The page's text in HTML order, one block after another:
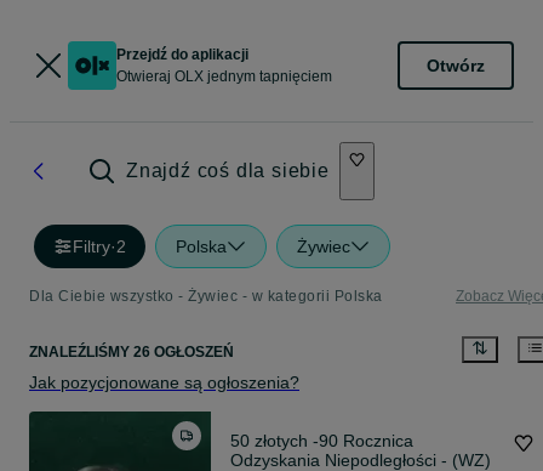
Przejdź do aplikacji
Otwieraj OLX jednym tapnięciem
Otwórz
Znajdź coś dla siebie
Filtry·2 Polska Żywiec
Dla Ciebie wszystko - Żywiec - w kategorii Polska Zobacz
ZNALEŹLIŚMY 26 OGŁOSZEŃ
Jak pozycjonowane są ogłoszenia?
50 złotych -90 Rocznica
Odzyskania Niepodległości - (WZ)